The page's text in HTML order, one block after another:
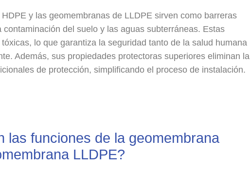
y las geomembranas de LLDPE sirven como barreras
contaminación del suelo y las aguas subterráneas. Estas
lo que garantiza la seguridad tanto de la salud humana
Además, sus propiedades protectoras superiores eliminan la
de protección, simplificando el proceso de instalación.
las funciones de la geomembrana
LLDPE?